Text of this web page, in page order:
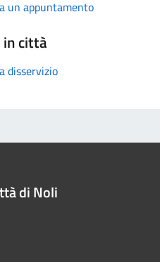
un appuntamento
città
disservizio
di Noli